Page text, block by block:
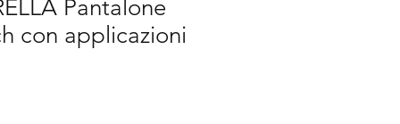
Pantalone
con applicazioni